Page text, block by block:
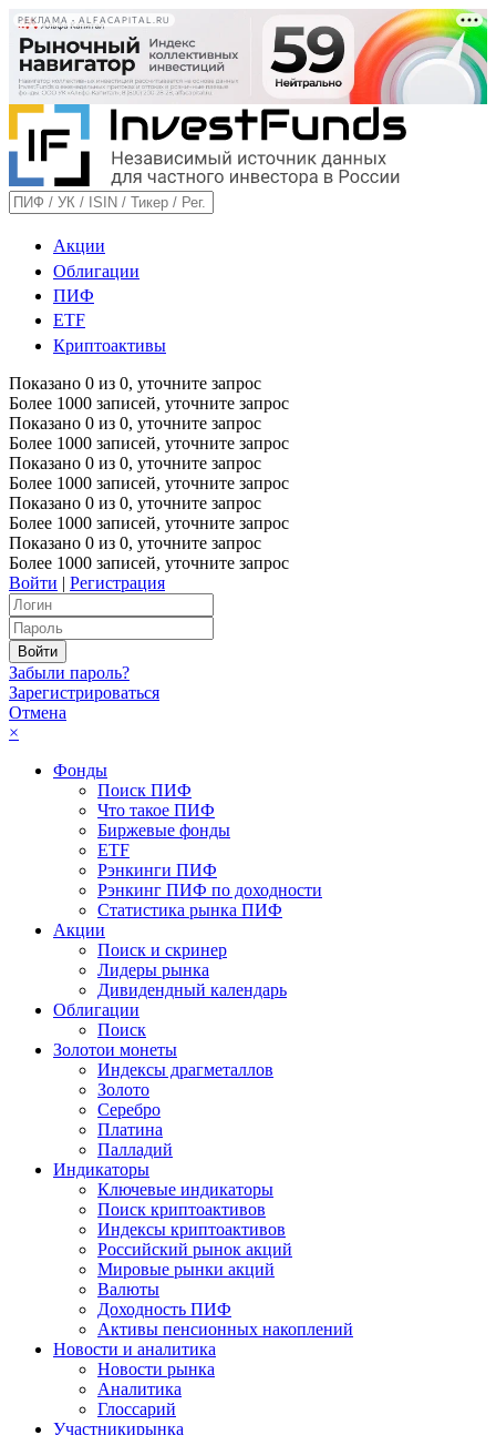
РЕКЛАМА • ALFACAPITAL.RU
Акции
Облигации
ПИФ
ETF
Криптоактивы
Показано 0 из 0, уточните запрос
Более 1000 записей, уточните запрос
Показано 0 из 0, уточните запрос
Более 1000 записей, уточните запрос
Показано 0 из 0, уточните запрос
Более 1000 записей, уточните запрос
Показано 0 из 0, уточните запрос
Более 1000 записей, уточните запрос
Показано 0 из 0, уточните запрос
Более 1000 записей, уточните запрос
Войти | Регистрация
Забыли пароль?
Зарегистрироваться
Отмена
×
Фонды
Поиск ПИФ
Что такое ПИФ
Биржевые фонды
ETF
Рэнкинги ПИФ
Рэнкинг ПИФ по доходности
Статистика рынка ПИФ
Акции
Поиск и скринер
Лидеры рынка
Дивидендный календарь
Облигации
Поиск
Золотои монеты
Индексы драгметаллов
Золото
Серебро
Платина
Палладий
Индикаторы
Ключевые индикаторы
Поиск криптоактивов
Индексы криптоактивов
Российский рынок акций
Мировые рынки акций
Валюты
Доходность ПИФ
Активы пенсионных накоплений
Новости и аналитика
Новости рынка
Аналитика
Глоссарий
Участникирынка